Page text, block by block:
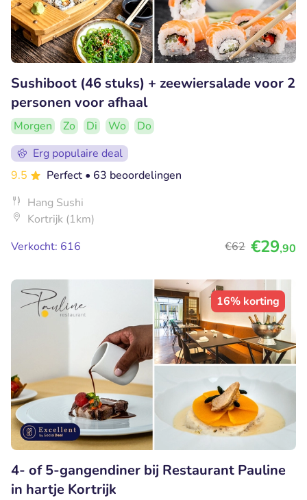
Sushiboot (46 stuks) + zeewiersalade voor 2
personen voor afhaal
Morgen Zo Di Wo
Do
Erg populaire deal
9.5
Perfect • 63 beoordelingen
Hang Sushi
Kortrijk (1km)
Verkocht: 616
€62 €29,90
16% korting
4- of 5-gangendiner bij Restaurant Pauline
in hartje Kortrijk